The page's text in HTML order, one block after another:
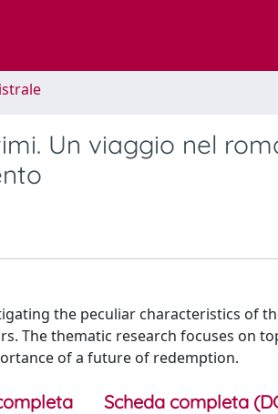
Un viaggio nel
the peculiar characteristics of
The thematic research focuses on
of a future of redemption.
Scheda completa